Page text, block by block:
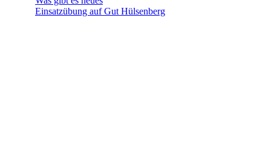
Einsatzübung auf Gut Hülsenberg